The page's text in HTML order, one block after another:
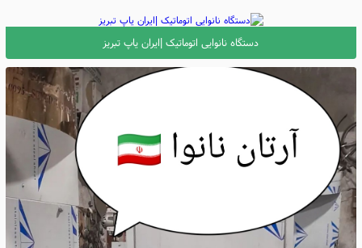
دستگاه نانوایی اتوماتیک |ایران یاپ تبریز